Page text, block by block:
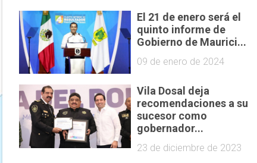
El 21 de enero será el
quinto informe de
Gobierno de Maurici...
09 de enero de 2024
Vila Dosal deja
recomendaciones a su
sucesor como
gobernador...
23 de diciembre de 2023